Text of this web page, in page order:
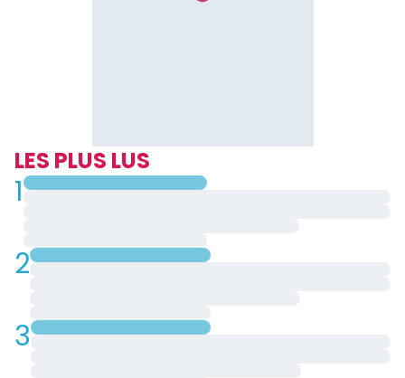
LES PLUS LUS
1
2
3